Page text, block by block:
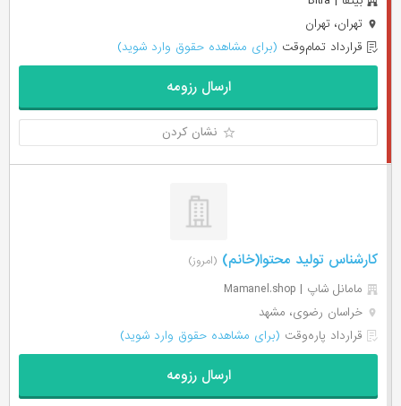
تهران، تهران
قرارداد تمام‌وقت (برای مشاهده حقوق وارد شوید)
ارسال رزومه
نشان کردن
کارشناس تولید محتوا(خانم) (امروز)
مامانل شاپ | Mamanel.shop
خراسان رضوی، مشهد
قرارداد پاره‌وقت (برای مشاهده حقوق وارد شوید)
ارسال رزومه